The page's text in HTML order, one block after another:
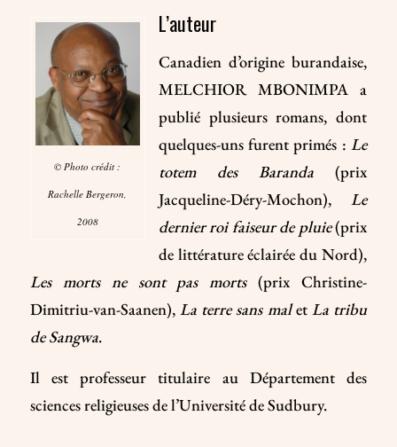
© Photo crédit :
Rachelle Bergeron,
2008
L’auteur
Canadien d’origine burandaise,
MELCHIOR MBONIMPA a
publié plusieurs romans, dont
quelques-uns furent primés : Le
totem des Baranda (prix
Jacqueline-Déry-Mochon), Le
dernier roi faiseur de pluie(prix
de littérature éclairée du Nord),
Les morts ne sont pas morts(prix Christine-
Dimitriu-van-Saanen), La terre sans malet La tribu
de Sangwa.
Il est professeur titulaire au Département des
sciences religieuses de l’Université de Sudbury.